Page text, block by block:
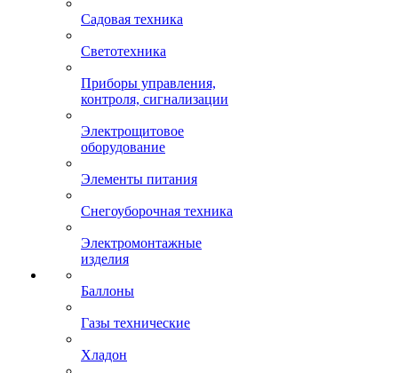
Садовая техника
Светотехника
Приборы управления,
контроля, сигнализации
Электрощитовое
оборудование
Элементы питания
Снегоуборочная техника
Электромонтажные
изделия
Баллоны
Газы технические
Хладон